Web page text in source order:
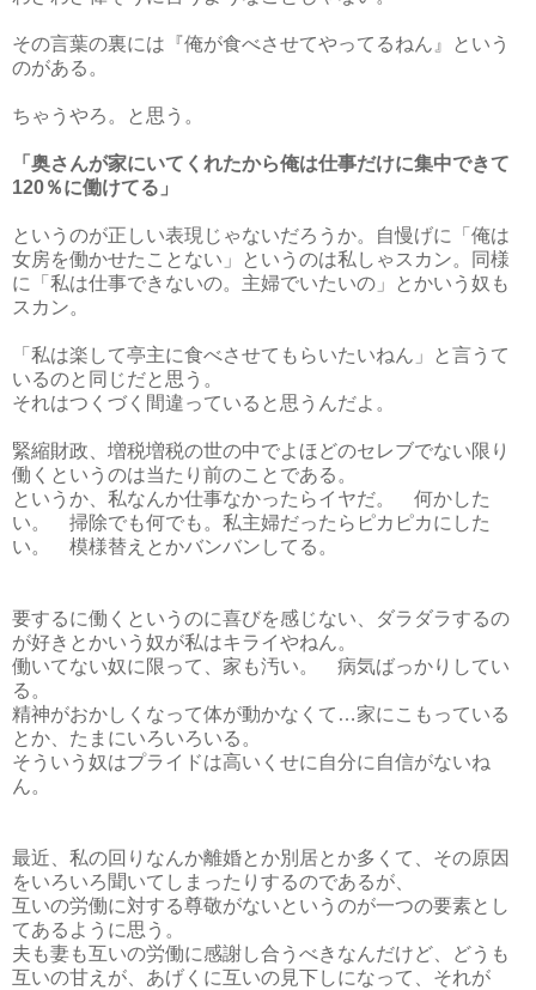
その言葉の裏には『俺が食べさせてやってるねん』という
のがある。
ちゃうやろ。と思う。
「奥さんが家にいてくれたから俺は仕事だけに集中できて
120％に働けてる」
というのが正しい表現じゃないだろうか。自慢げに「俺は
女房を働かせたことない」というのは私しゃスカン。同様
に「私は仕事できないの。主婦でいたいの」とかいう奴も
スカン。
「私は楽して亭主に食べさせてもらいたいねん」と言うて
いるのと同じだと思う。
それはつくづく間違っていると思うんだよ。
緊縮財政、増税増税の世の中でよほどのセレブでない限り
働くというのは当たり前のことである。
というか、私なんか仕事なかったらイヤだ。 何かした
い。 掃除でも何でも。私主婦だったらピカピカにした
い。 模様替えとかバンバンしてる。
要するに働くというのに喜びを感じない、ダラダラするの
が好きとかいう奴が私はキライやねん。
働いてない奴に限って、家も汚い。 病気ばっかりしてい
る。
精神がおかしくなって体が動かなくて…家にこもっている
とか、たまにいろいろいる。
そういう奴はプライドは高いくせに自分に自信がないね
ん。
最近、私の回りなんか離婚とか別居とか多くて、その原因
をいろいろ聞いてしまったりするのであるが、
互いの労働に対する尊敬がないというのが一つの要素とし
てあるように思う。
夫も妻も互いの労働に感謝し合うべきなんだけど、どうも
互いの甘えが、あげくに互いの見下しになって、それが